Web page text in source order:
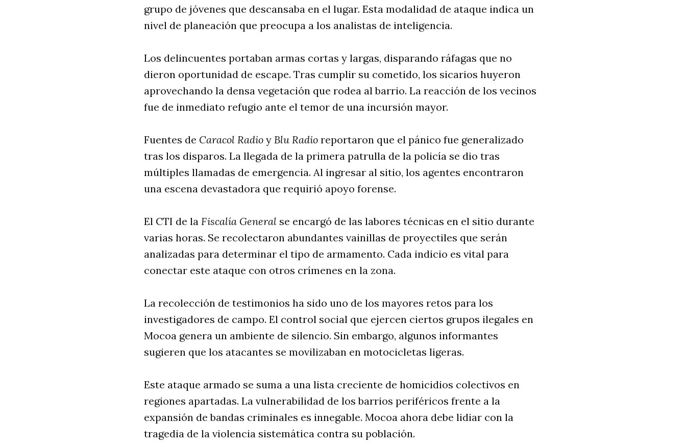
grupo de jóvenes que descansaba en el lugar. Esta modalidad de ataque indica un
nivel de planeación que preocupa a los analistas de inteligencia.
Los delincuentes portaban armas cortas y largas, disparando ráfagas que no
dieron oportunidad de escape. Tras cumplir su cometido, los sicarios huyeron
aprovechando la densa vegetación que rodea al barrio. La reacción de los vecinos
fue de inmediato refugio ante el temor de una incursión mayor.
Fuentes de Caracol Radio y Blu Radio reportaron que el pánico fue generalizado
tras los disparos. La llegada de la primera patrulla de la policía se dio tras
múltiples llamadas de emergencia. Al ingresar al sitio, los agentes encontraron
una escena devastadora que requirió apoyo forense.
El CTI de la Fiscalía General se encargó de las labores técnicas en el sitio durante
varias horas. Se recolectaron abundantes vainillas de proyectiles que serán
analizadas para determinar el tipo de armamento. Cada indicio es vital para
conectar este ataque con otros crímenes en la zona.
La recolección de testimonios ha sido uno de los mayores retos para los
investigadores de campo. El control social que ejercen ciertos grupos ilegales en
Mocoa genera un ambiente de silencio. Sin embargo, algunos informantes
sugieren que los atacantes se movilizaban en motocicletas ligeras.
Este ataque armado se suma a una lista creciente de homicidios colectivos en
regiones apartadas. La vulnerabilidad de los barrios periféricos frente a la
expansión de bandas criminales es innegable. Mocoa ahora debe lidiar con la
tragedia de la violencia sistemática contra su población.